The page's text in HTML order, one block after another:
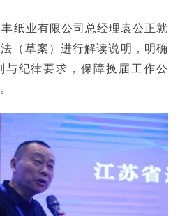
业有限公司总经理袁公正就
（草案）进行解读说明，明确
与纪律要求，保障换届工作公